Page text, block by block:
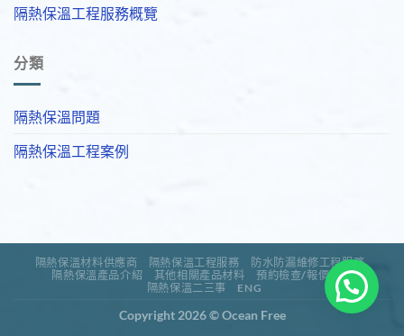
隔熱保溫工程服務概覽
分類
隔熱保溫問題
隔熱保溫工程案例
隔熱保溫材料供應商 隔熱保溫工程服務
防水防漏維修工程服務
隔熱保溫產品介紹
其他相關產品材料
預約檢查/報價查詢
隔熱保溫二三事
ENG
Copyright 2026 ©Ocean Free